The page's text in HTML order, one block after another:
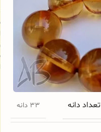
تعداد دانه 33 دانه